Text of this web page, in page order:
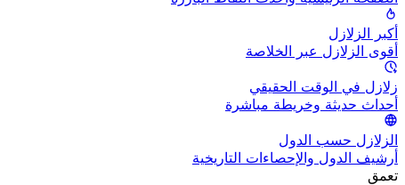
أكبر الزلازل
أقوى الزلازل عبر الخلاصة
زلازل في الوقت الحقيقي
أحداث حديثة وخريطة مباشرة
الزلازل حسب الدول
أرشيف الدول والإحصاءات التاريخية
تعمق